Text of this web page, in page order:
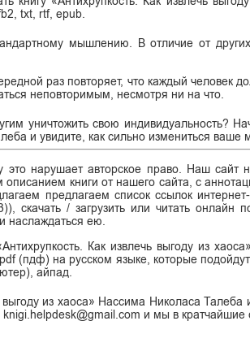
txt, rtf, epub.
мышлению. В отличие от
раз повторяет, что каждый человек
неповторимым, несмотря ни на что.
уничтожить свою индивидуальность?
и увидите, как сильно измениться ваше
нарушает авторское право. Наш сайт
книги от нашего сайта, с
предлагаем список ссылок интернет-
скачать / загрузить или читать онлайн
наслаждаться ею.
Как извлечь выгоду из
на русском языке, которые подойдут
айпад.
выгоду из хаоса» Нассима Николаса
и мы в кратчайшие